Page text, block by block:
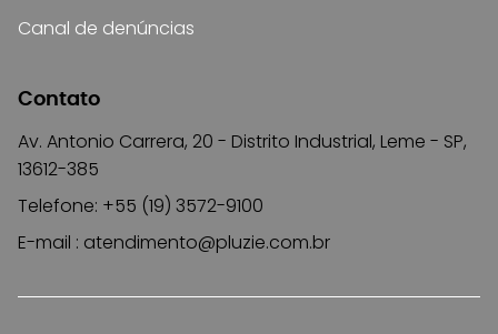
Canal de denúncias
Contato
Av. Antonio Carrera, 20 - Distrito Industrial, Leme - SP,
13612-385
Telefone: +55 (19) 3572-9100
E-mail : atendimento@pluzie.com.br